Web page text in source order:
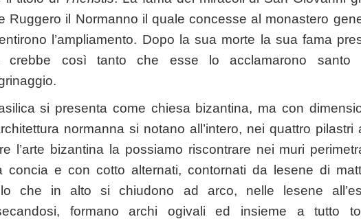
Ruggero il Normanno il quale concesse al monastero
l’ampliamento. Dopo la sua morte la sua fama
crebbe così tanto che esse lo acclamarono santo
si presenta come chiesa bizantina, ma con
normanna si notano all’intero, nei quattro
l’arte bizantina la possiamo riscontrare nei muri
concia e con cotto alternati, contornati da lesene di
che in alto si chiudono ad arco, nelle lesene
formano archi ogivali ed insieme a tutto